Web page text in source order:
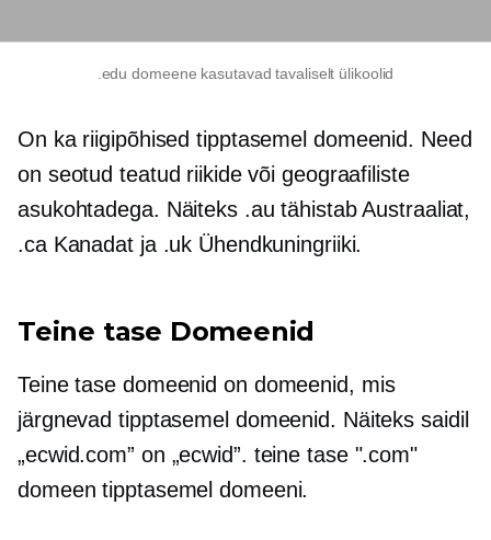
.edu domeene kasutavad tavaliselt ülikoolid
On ka riigipõhised tipptasemel domeenid. Need
on seotud teatud riikide või geograafiliste
asukohtadega. Näiteks .au tähistab Austraaliat,
.ca Kanadat ja .uk Ühendkuningriiki.
Teine tase Domeenid
Teine tase domeenid on domeenid, mis
järgnevadtipptasemel domeenid. Näiteks saidil
„ecwid.com” on „ecwid”. teine ​​tase".com"
domeentipptasemel domeeni.